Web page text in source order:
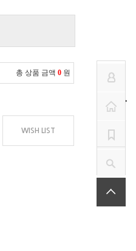
Q&A
총 상품 금액 0 원
WISH LIST